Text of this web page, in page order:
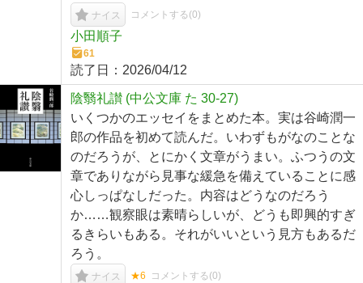
ナイス コメントする(0)
小田順子
61
読了日： 2026/04/12
陰翳礼讃 (中公文庫 た 30-27)
いくつかのエッセイをまとめた本。実は谷崎潤一
郎の作品を初めて読んだ。いわずもがなのことな
のだろうが、とにかく文章がうまい。ふつうの文
章でありながら見事な緩急を備えていることに感
心しっぱなしだった。内容はどうなのだろう
か……観察眼は素晴らしいが、どうも即興的すぎ
るきらいもある。それがいいという見方もあるだ
ろう。
ナイス ★6 コメントする(0)